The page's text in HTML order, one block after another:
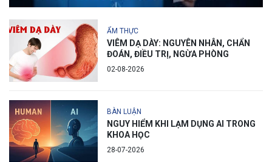
ẨM THỰC
VIÊM DẠ DÀY: NGUYÊN NHÂN, CHẨN
ĐOÁN, ĐIỀU TRỊ, NGỪA PHÒNG
02-08-2026
BÀN LUẬN
NGUY HIỂM KHI LẠM DỤNG AI TRONG
KHOA HỌC
28-07-2026